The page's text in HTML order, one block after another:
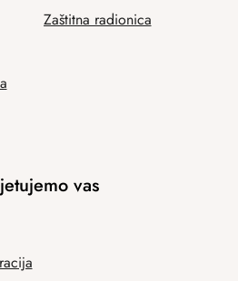
Zaštitna radionica
vas